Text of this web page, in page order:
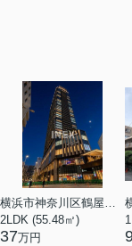
2LDK (55.48㎡)
37万円